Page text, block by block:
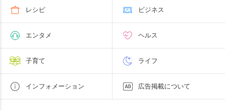
レシピ ビジネス
エンタメ ヘルス
子育て ライフ
インフォメーション 広告掲載について